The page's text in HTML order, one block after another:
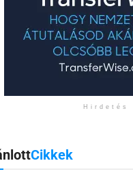
Hirdetés
Cikkek